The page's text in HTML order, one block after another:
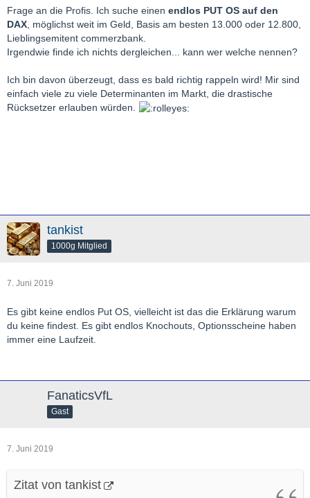
Frage an die Profis. Ich suche einen endlos PUT OS auf den
DAX , möglichst weit im Geld, Basis am besten 13.000 oder 12.800,
Lieblingsemitent commerzbank.
Irgendwie finde ich nichts dergleichen... kann wer welche nennen?
Ich bin davon überzeugt, dass es bald richtig rappeln wird! Mir sind
einfach viele zu viele Determinanten im Markt, die drastische
Rücksetzer erlauben würden.
tankist
1000g Mitglied
7. Juni 2019
Es gibt keine endlos Put OS, vielleicht ist das die Erklärung warum
du keine findest. Es gibt endlos Knochouts, Optionsscheine haben
immer eine Laufzeit.
FanaticsVfL
Gast
7. Juni 2019
Zitat von tankist